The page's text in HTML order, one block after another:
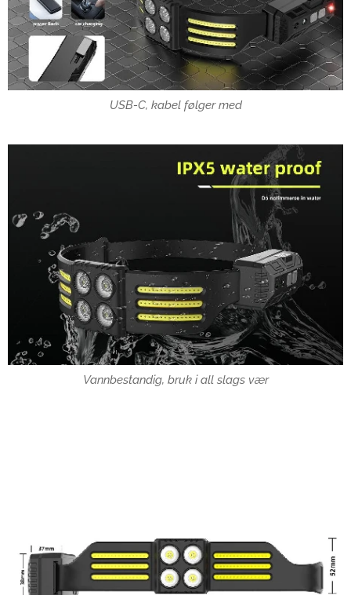
USB-C, kabel følger med
Vannbestandig, bruk i all slags vær